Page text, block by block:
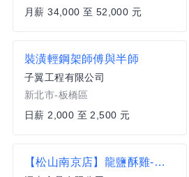
月薪 34,000 至 52,000 元
裝潢輕鋼架師傅與半師
子翼工程有限公司
新北市-板橋區
日薪 2,000 至 2,500 元
【松山南京店】龍鹽酥雞-正職